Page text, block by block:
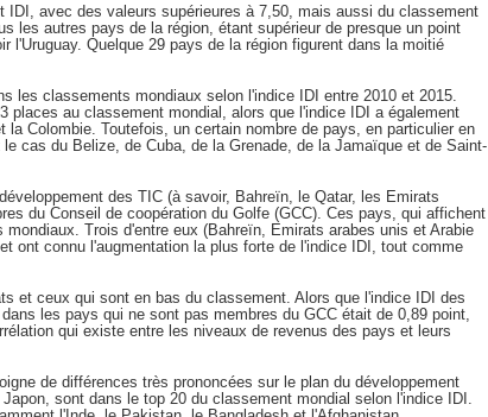
avec des valeurs supérieures à 7,50, mais aussi du classement
les autres pays de la région, étant supérieur de presque un point
Quelque 29 pays de la région figurent dans la moitié
les classements mondiaux selon l'indice IDI entre 2010 et 2015.
places au classement mondial, alors que l'indice IDI a également
Colombie. Toutefois, un certain nombre de pays, en particulier en
cas du Belize, de Cuba, de la Grenade, de la Jamaïque et de Saint-
des TIC (à savoir, Bahreïn, le Qatar, les Emirats
du Conseil de coopération du Golfe (GCC). Ces pays, qui affichent
Trois d'entre eux (Bahreïn, Emirats arabes unis et Arabie
ont connu l'augmentation la plus forte de l'indice IDI, tout comme
et ceux qui sont en bas du classement. Alors que l'indice IDI des
les pays qui ne sont pas membres du GCC était de 0,89 point,
qui existe entre les niveaux de revenus des pays et leurs
de différences très prononcées sur le plan du développement
sont dans le top 20 du classement mondial selon l'indice IDI.